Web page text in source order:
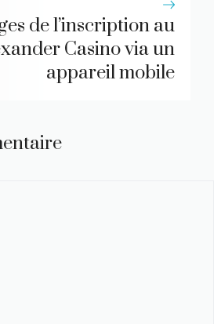
de l’inscription au
Casino via un
appareil mobile